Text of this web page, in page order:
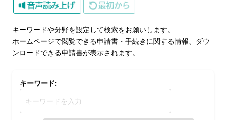
キーワードや分野を設定して検索をお願いします。
ホームページで閲覧できる申請書・手続きに関する情報、ダウ
ンロードできる申請書が表示されます。
キーワード: